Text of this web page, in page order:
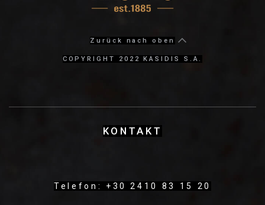
Zurück nach oben
COPYRIGHT 2022 KASIDIS S.A.
KΟΝΤΑΚΤ
Telefon: +30 2410 83 15 20